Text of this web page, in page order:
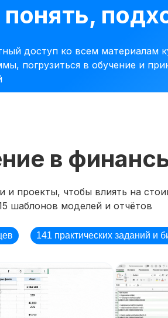
доступ ко всем материалам
погрузиться в обучение и
в
проекты, чтобы влиять на
шаблонов моделей и отчётов
141 практических заданий и